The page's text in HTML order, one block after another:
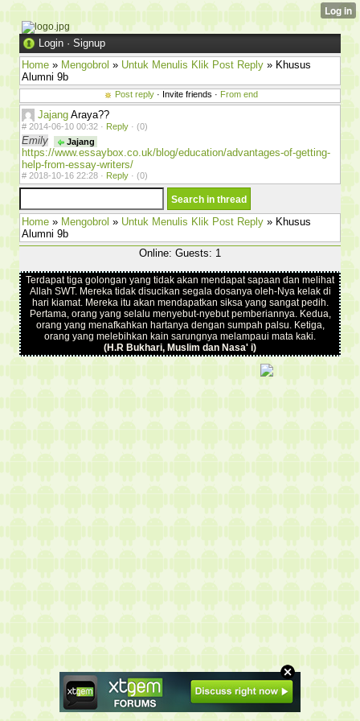
Login · Signup
Home » Mengobrol » Untuk Menulis Klik Post Reply » Khusus
Alumni 9b
Post reply · Invite friends · From end
Jajang Araya??
# 2014-06-10 00:32 · Reply · (0)
Emily Jajang
https://www.essaybox.co.uk/blog/education/advantages-of-getting-
help-from-essay-writers/
# 2018-10-16 22:28 · Reply · (0)
Home » Mengobrol » Untuk Menulis Klik Post Reply » Khusus
Alumni 9b
Online: Guests: 1
Terdapat tiga golongan yang tidak akan mendapat sapaan dan melihat
Allah SWT. Mereka tidak disucikan segala dosanya oleh-Nya kelak di
hari kiamat. Mereka itu akan mendapatkan siksa yang sangat pedih.
Pertama, orang yang selalu menyebut-nyebut pemberiannya. Kedua,
orang yang menafkahkan hartanya dengan sumpah palsu. Ketiga,
orang yang melebihkan kain sarungnya melampaui mata kaki.
(H.R Bukhari, Muslim dan Nasa' i)